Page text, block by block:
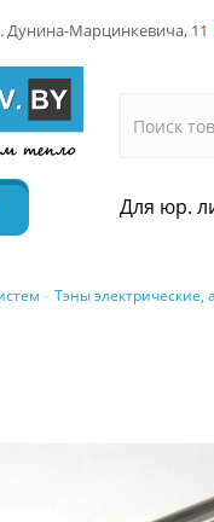
Дунина-Марцинкевича, 11
Для юр.
Тэны электрические,